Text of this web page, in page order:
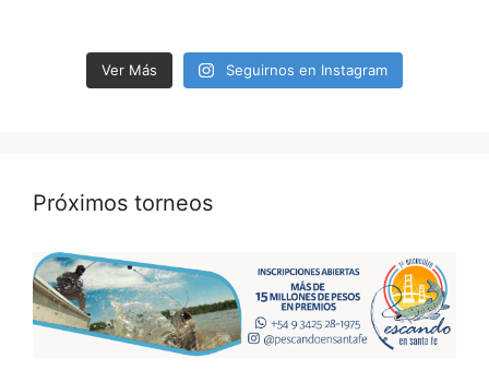
Ver Más Seguirnos en Instagram
Próximos torneos